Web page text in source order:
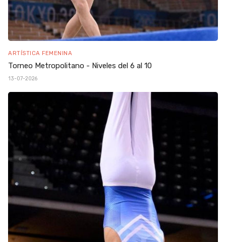
ARTÍSTICA FEMENINA
Torneo Metropolitano - Niveles del 6 al 10
13-07-2026